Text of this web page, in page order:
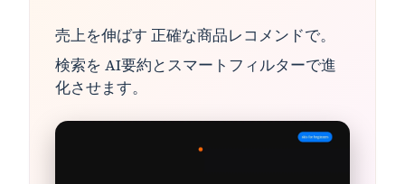
売上を伸ばす 正確な商品レコメンドで。
検索を AI要約とスマートフィルターで進
化させます。